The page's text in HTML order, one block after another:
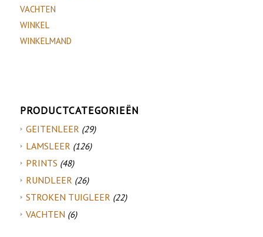
VACHTEN
WINKEL
WINKELMAND
PRODUCTCATEGORIEËN
GEITENLEER (29)
LAMSLEER (126)
PRINTS (48)
RUNDLEER (26)
STROKEN TUIGLEER (22)
VACHTEN (6)